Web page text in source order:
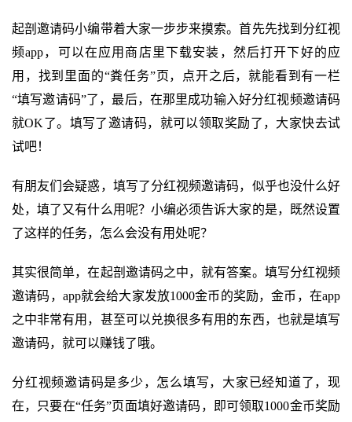
起剖邀请码小编带着大家一步步来摸索。首先先找到分红视
频app，可以在应用商店里下载安装，然后打开下好的应
用，找到里面的“粪任务”页，点开之后，就能看到有一栏
“填写邀请码”了，最后，在那里成功输入好分红视频邀请码
就OK了。填写了邀请码，就可以领取奖励了，大家快去试
试吧！
有朋友们会疑惑，填写了分红视频邀请码，似乎也没什么好
处，填了又有什么用呢？小编必须告诉大家的是，既然设置
了这样的任务，怎么会没有用处呢？
其实很简单，在起剖邀请码之中，就有答案。填写分红视频
邀请码，app就会给大家发放1000金币的奖励，金币，在app
之中非常有用，甚至可以兑换很多有用的东西，也就是填写
邀请码，就可以赚钱了哦。
分红视频邀请码是多少，怎么填写，大家已经知道了，现
在，只要在“任务”页面填好邀请码，即可领取1000金币奖励